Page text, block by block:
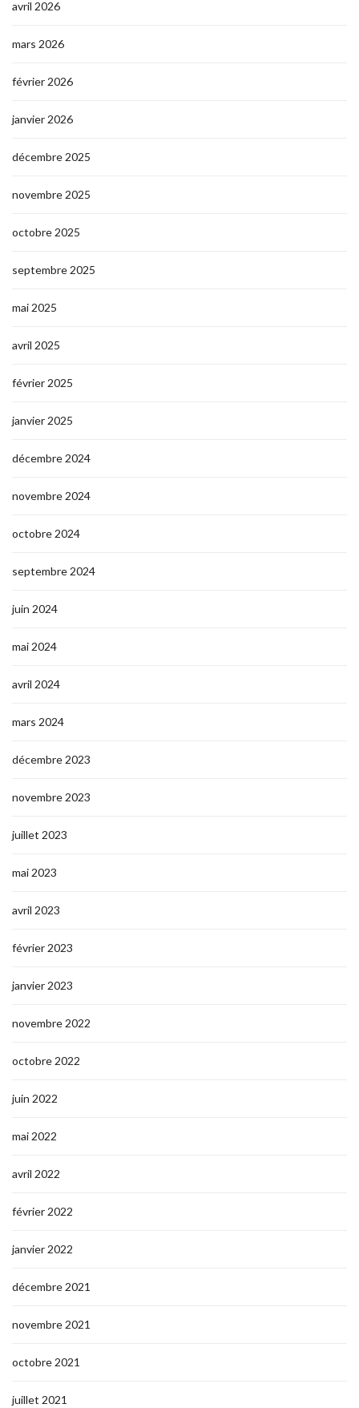
avril 2026
mars 2026
février 2026
janvier 2026
décembre 2025
novembre 2025
octobre 2025
septembre 2025
mai 2025
avril 2025
février 2025
janvier 2025
décembre 2024
novembre 2024
octobre 2024
septembre 2024
juin 2024
mai 2024
avril 2024
mars 2024
décembre 2023
novembre 2023
juillet 2023
mai 2023
avril 2023
février 2023
janvier 2023
novembre 2022
octobre 2022
juin 2022
mai 2022
avril 2022
février 2022
janvier 2022
décembre 2021
novembre 2021
octobre 2021
juillet 2021